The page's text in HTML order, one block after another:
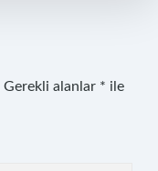
Gerekli alanlar * ile